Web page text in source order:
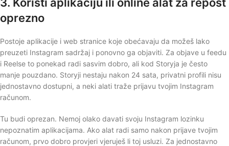
oprezno
Postoje aplikacije i web stranice koje obećavaju da možeš lako
preuzeti Instagram sadržaj i ponovno ga objaviti. Za objave u feedu
i Reelse to ponekad radi sasvim dobro, ali kod Storyja je često
manje pouzdano. Storyji nestaju nakon 24 sata, privatni profili nisu
jednostavno dostupni, a neki alati traže prijavu tvojim Instagram
računom.
Tu budi oprezan. Nemoj olako davati svoju Instagram lozinku
nepoznatim aplikacijama. Ako alat radi samo nakon prijave tvojim
računom, prvo dobro provjeri vjeruješ li toj usluzi. Za jednostavno